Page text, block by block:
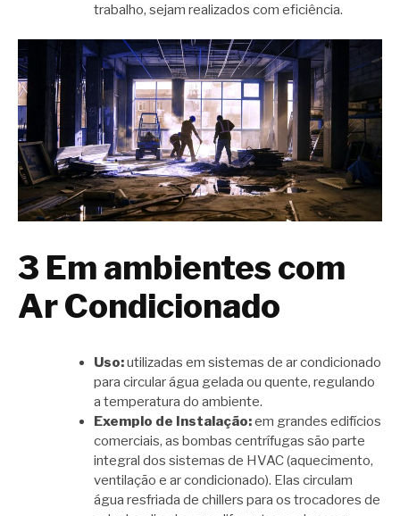
trabalho, sejam realizados com eficiência.
3 Em ambientes com
Ar Condicionado
Uso:utilizadas em sistemas de ar condicionado
para circular água gelada ou quente, regulando
a temperatura do ambiente.
Exemplo de Instalação:em grandes edifícios
comerciais, as bombas centrífugas são parte
integral dos sistemas de HVAC (aquecimento,
ventilação e ar condicionado). Elas circulam
água resfriada de chillers para os trocadores de